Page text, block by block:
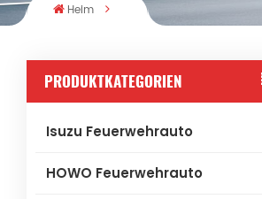
Heim
PRODUKTKATEGORIEN
Isuzu Feuerwehrauto
HOWO Feuerwehrauto